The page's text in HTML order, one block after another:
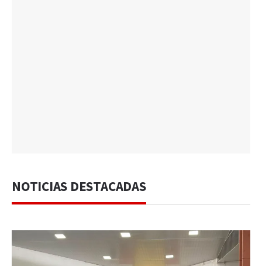
NOTICIAS DESTACADAS